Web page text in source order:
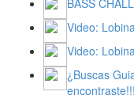
Video:
Video:
¿Buscas
encontraste!!!